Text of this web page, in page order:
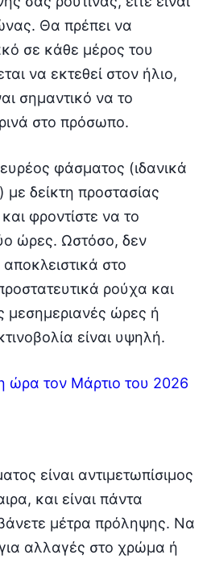
Θα πρέπει να
σε κάθε μέρος του
να εκτεθεί στον ήλιο,
σημαντικό να το
στο πρόσωπο.
φάσματος (ιδανικά
δείκτη προστασίας
φροντίστε να το
ώρες. Ωστόσο, δεν
στο
ρούχα και
μεσημεριανές ώρες ή
είναι υψηλή.
ώρα τον Μάρτιο του 2026
είναι αντιμετωπίσιμος
και είναι πάντα
μέτρα πρόληψης. Να
αλλαγές στο χρώμα ή